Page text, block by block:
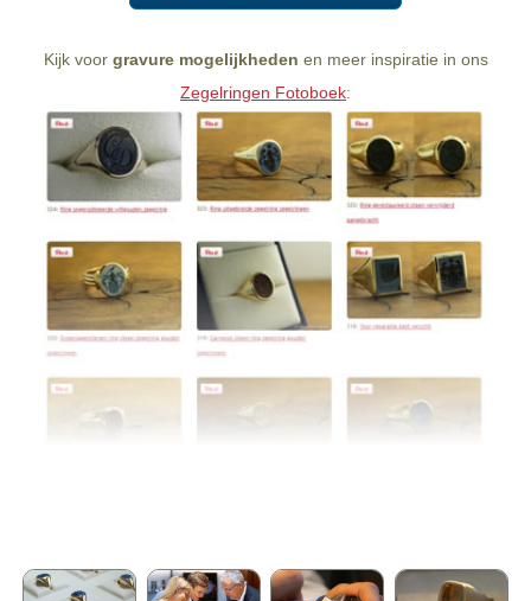
Kijk voor gravure mogelijkheden en meer inspiratie in ons
Zegelringen Fotoboek: